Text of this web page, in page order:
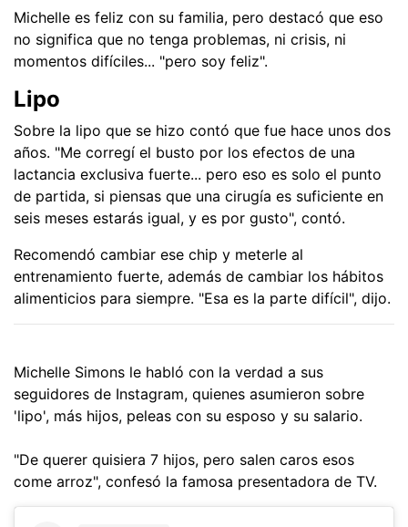
Michelle es feliz con su familia, pero destacó que eso
no significa que no tenga problemas, ni crisis, ni
momentos difíciles... "pero soy feliz".
Lipo
Sobre la lipo que se hizo contó que fue hace unos dos
años. "Me corregí el busto por los efectos de una
lactancia exclusiva fuerte... pero eso es solo el punto
de partida, si piensas que una cirugía es suficiente en
seis meses estarás igual, y es por gusto", contó.
Recomendó cambiar ese chip y meterle al
entrenamiento fuerte, además de cambiar los hábitos
alimenticios para siempre. "Esa es la parte difícil", dijo.
Michelle Simons le habló con la verdad a sus
seguidores de Instagram, quienes asumieron sobre
'lipo', más hijos, peleas con su esposo y su salario.
"De querer quisiera 7 hijos, pero salen caros esos
come arroz", confesó la famosa presentadora de TV.